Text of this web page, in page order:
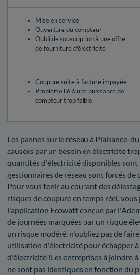
Mise en service
Ouverture du compteur
Oubli de souscription à une offre
de fourniture d'électricité
Coupure suite à facture impayée
Problème lié à une puissance de
compteur trop faible
Les pannes sur le réseau à Plaisance-
causées par un besoin en électricité
quantités d'électricité disponibles sont
gestionnaires de réseau sont forcés de
Pour vous tenir au courant des
risques de coupure en temps réel,
l'application Ecowatt conçue par
de journées marquées par un risque
un risque modéré, n'oubliez pas de
utilisation d'électricité pour échapper
d'électricité !Les entreprises à joindre à
ne sont pas identiques en fonction du